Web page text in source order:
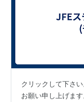
クリックして下さ
お願い申し上げます